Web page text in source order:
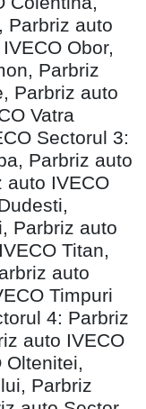
Parbriz auto
Obor,
Parbriz
Parbriz auto
Vatra
Sectorul 3:
Parbriz auto
auto IVECO
Parbriz auto
Titan,
auto
Timpuri
4: Parbriz
auto IVECO
Oltenitei,
Parbriz